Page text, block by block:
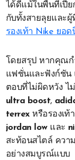
ได้ดีแม้ในพื้นที่เปีย
กับทั้งสายลุยและผู้
รองเท้า Nike ยอ
โดยสรุป หากคุณก
แฟชั่นและฟังก์ชัน
ตอบที่ไม่ผิดหวัง ไ
ultra boost,
terrexหรือรองเท้
jordan lowและ
สะท้อนสไตล์ ควา
อย่างสมบูรณ์แบบ